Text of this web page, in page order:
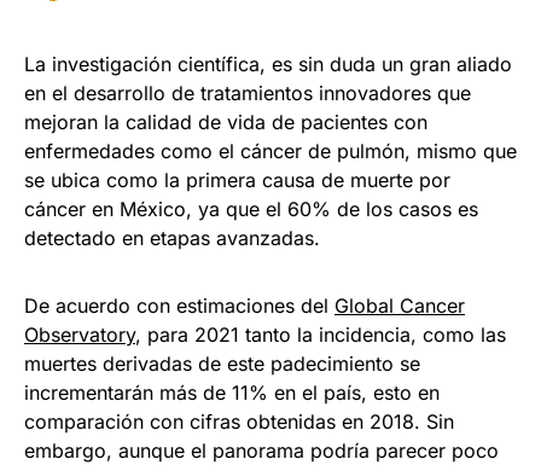
La investigación científica, es sin duda un gran aliado
en el desarrollo de tratamientos innovadores que
mejoran la calidad de vida de pacientes con
enfermedades como el cáncer de pulmón, mismo que
se ubica como la primera causa de muerte por
cáncer en México, ya que el 60% de los casos es
detectado en etapas avanzadas.
De acuerdo con estimaciones del Global Cancer
Observatory, para 2021 tanto la incidencia, como las
muertes derivadas de este padecimiento se
incrementarán más de 11% en el país, esto en
comparación con cifras obtenidas en 2018. Sin
embargo, aunque el panorama podría parecer poco